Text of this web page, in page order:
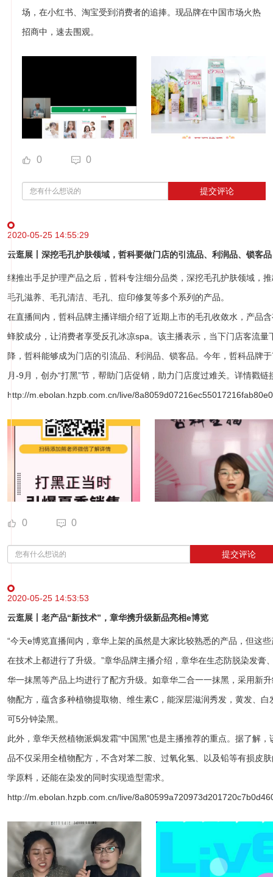
场，在小红书、淘宝受到消费者的追捧。现品牌在中国市场火热
招商中，速去围观。
0 0
提交评论
2020-05-25 14:55:29
云逛展丨深挖毛孔护肤领域，哲科要做门店的引流品、利润品、锁客品
继推出手足护理产品之后，哲科专注细分品类，深挖毛孔护肤领域，
毛孔滋养、毛孔清洁、毛孔、痘印修复等多个系列的产品。
在直播间内，哲科品牌主播详细介绍了近期上市的毛孔收敛水，产品
蜂胶成分，让消费者享受反孔冰凉spa。该主播表示，当下门店客流量
降，哲科能够成为门店的引流品、利润品、锁客品。今年，哲科品牌
月-9月，创办“打黑”节，帮助门店促销，助力门店度过难关。详情戳链
http://m.ebolan.hzpb.com.cn/live/
0 0
提交评论
2020-05-25 14:53:53
云逛展丨老产品“新技术”，章华携升级新品亮相e博览
“今天e博览直播间内，章华上架的虽然是大家比较熟悉的产品，但这
在技术上都进行了升级。”章华品牌主播介绍，章华在生态防脱染发膏
华一抹黑等产品上均进行了配方升级。如章华二合一一抹黑，采用新
物配方，蕴含多种植物提取物、维生素C，能深层滋润秀发，黄发、白
可5分钟染黑。
此外，章华天然植物派焗发霜“中国黑”也是主播推荐的重点。据了解，
品不仅采用全植物配方，不含对苯二胺、过氧化氢、以及铅等有损皮
学原料，还能在染发的同时实现造型需求。
http://m.ebolan.hzpb.com.cn/live/